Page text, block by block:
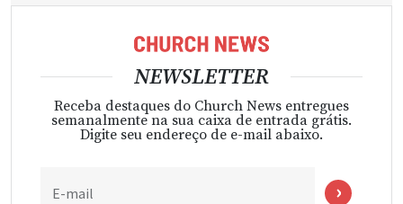
NEWSLETTER
Receba destaques do Church News entregues
semanalmente na sua caixa de entrada grátis.
Digite seu endereço de e-mail abaixo.
E-mail